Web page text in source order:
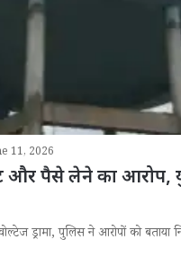
11, 2026
और पैसे लेने का आरोप,
ड्रामा, पुलिस ने आरोपों को बताया